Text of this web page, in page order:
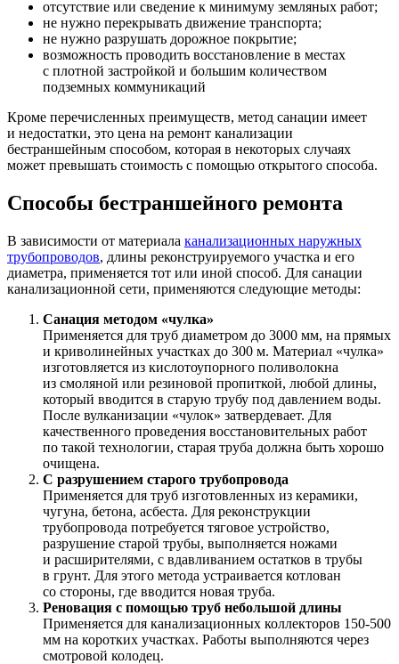
отсутствие или сведение к минимуму земляных работ;
не нужно перекрывать движение транспорта;
не нужно разрушать дорожное покрытие;
возможность проводить восстановление в местах
с плотной застройкой и большим количеством
подземных коммуникаций
Кроме перечисленных преимуществ, метод санации имеет
и недостатки, это цена на ремонт канализации
бестраншейным способом, которая в некоторых случаях
может превышать стоимость с помощью открытого способа.
Способы бестраншейного ремонта
В зависимости от материала канализационных наружных
трубопроводов, длины реконструируемого участка и его
диаметра, применяется тот или иной способ. Для санации
канализационной сети, применяются следующие методы:
Санация методом «чулка»
Применяется для труб диаметром до 3000 мм, на прямых
и криволинейных участках до 300 м. Материал «чулка»
изготовляется из кислотоупорного поливолокна
из смоляной или резиновой пропиткой, любой длины,
который вводится в старую трубу под давлением воды.
После вулканизации «чулок» затвердевает. Для
качественного проведения восстановительных работ
по такой технологии, старая труба должна быть хорошо
очищена.
С разрушением старого трубопровода
Применяется для труб изготовленных из керамики,
чугуна, бетона, асбеста. Для реконструкции
трубопровода потребуется тяговое устройство,
разрушение старой трубы, выполняется ножами
и расширителями, с вдавливанием остатков в трубы
в грунт. Для этого метода устраивается котлован
со стороны, где вводится новая труба.
Реновация с помощью труб небольшой длины
Применяется для канализационных коллекторов 150-500
мм на коротких участках. Работы выполняются через
смотровой колодец.